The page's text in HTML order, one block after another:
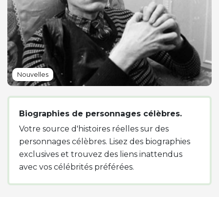
Nouvelles
Biographies de personnages célèbres.
Votre source d'histoires réelles sur des
personnages célèbres. Lisez des biographies
exclusives et trouvez des liens inattendus
avec vos célébrités préférées.